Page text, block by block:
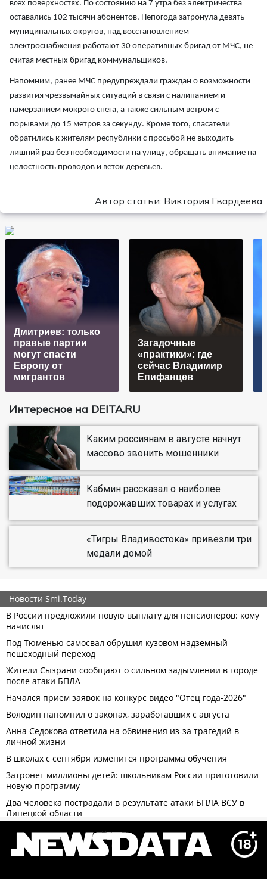
всех поверхностях. По состоянию на 7 утра без электричества
оставались 102 тысячи абонентов. Непогода затронула девять
муниципальных округов, над восстановлением
электроснабжения работают 30 оперативных бригад от МЧС, не
считая местных бригад коммунальщиков.
Напомним, ранее МЧС предупреждали граждан о возможности
развития чрезвычайных ситуаций в связи с налипанием и
намерзанием мокрого снега, а также сильным ветром с
порывами до 15 метров за секунду. Кроме того, спасатели
обратились к жителям республики с просьбой не выходить
лишний раз без необходимости на улицу, обращать внимание на
целостность проводов и веток деревьев.
Автор статьи: Виктория Гвардеева
Дмитриев: только
правые партии
могут спасти
Европу от
мигрантов
Загадочные
«практики»: где
сейчас Владимир
Епифанцев
Интересное на DEITA.RU
Каким россиянам в августе начнут
массово звонить мошенники
Кабмин рассказал о наиболее
подорожавших товарах и услугах
«Тигры Владивостока» привезли три
медали домой